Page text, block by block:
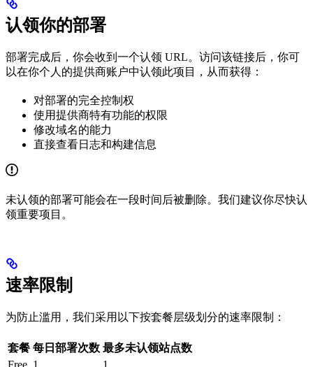
认领你的部署
部署完成后，你会收到一个认领 URL。访问该链接后，你可
以在你个人的提供商账户中认领此项目，从而获得：
对部署的完全控制权
使用提供商特有功能的权限
修改域名的能力
直接查看日志和构建信息
未认领的部署可能会在一段时间后被删除。我们建议你尽快认
领重要项目。
速率限制
为防止滥用，我们采用以下按套餐层级划分的速率限制：
套餐 每日部署次数 最多未认领站点数